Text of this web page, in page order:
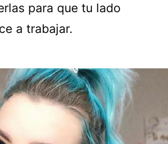
para que tu lado
a trabajar.